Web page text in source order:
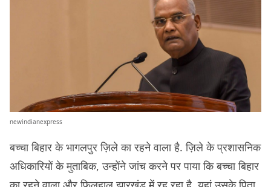
newindianexpress
बच्चा बिहार के भागलपुर ज़िले का रहने वाला है. ज़िले के प्रशासनिक
अधिकारियों के मुताबिक, उन्होंने जांच करने पर पाया कि बच्चा बिहार